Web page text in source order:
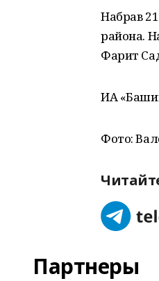
Набрав
района.
Фарит
ИА
Фото:
Партнеры